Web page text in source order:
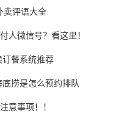
卖评语大全
人微信号？看这里！
餐系统推荐
捞是怎么预约排队
意事项！！